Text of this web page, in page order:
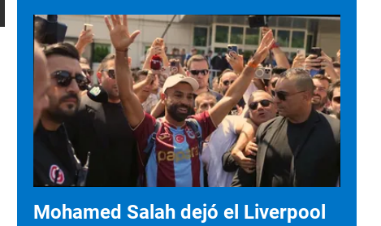
Mohamed Salah dejó el Liverpool